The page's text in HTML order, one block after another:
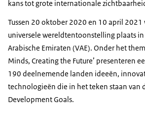
kans tot grote internationale
Tussen 20 oktober 2020 en 10 april 2021
universele wereldtentoonstelling plaats in
Arabische Emiraten (VAE). Onder het
Minds, Creating the Future’ presenteren
190 deelnemende landen ideeën,
technologieën die in het teken staan van
Development Goals.